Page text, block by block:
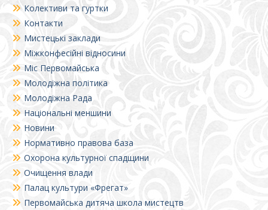
Колективи та гуртки
Контакти
Мистецькі заклади
Міжконфесійні відносини
Міс Первомайська
Молодіжна політика
Молодіжна Рада
Національні меншини
Новини
Нормативно правова база
Охорона культурної спадщини
Очищення влади
Палац культури «Фрегат»
Первомайська дитяча школа мистецтв